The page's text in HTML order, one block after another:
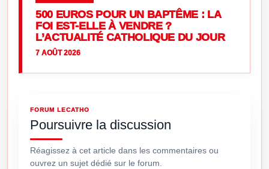
500 EUROS POUR UN BAPTÊME : LA
FOI EST-ELLE À VENDRE ?
L’ACTUALITÉ CATHOLIQUE DU JOUR
7 AOÛT 2026
FORUM LECATHO
Poursuivre la discussion
Réagissez à cet article dans les commentaires ou
ouvrez un sujet dédié sur le forum.